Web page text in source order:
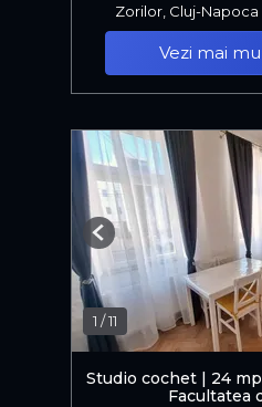
Zorilor, Cluj-Napoca
Vezi mai
1 /11
Previous
Studio cochet | 24
Facultatea